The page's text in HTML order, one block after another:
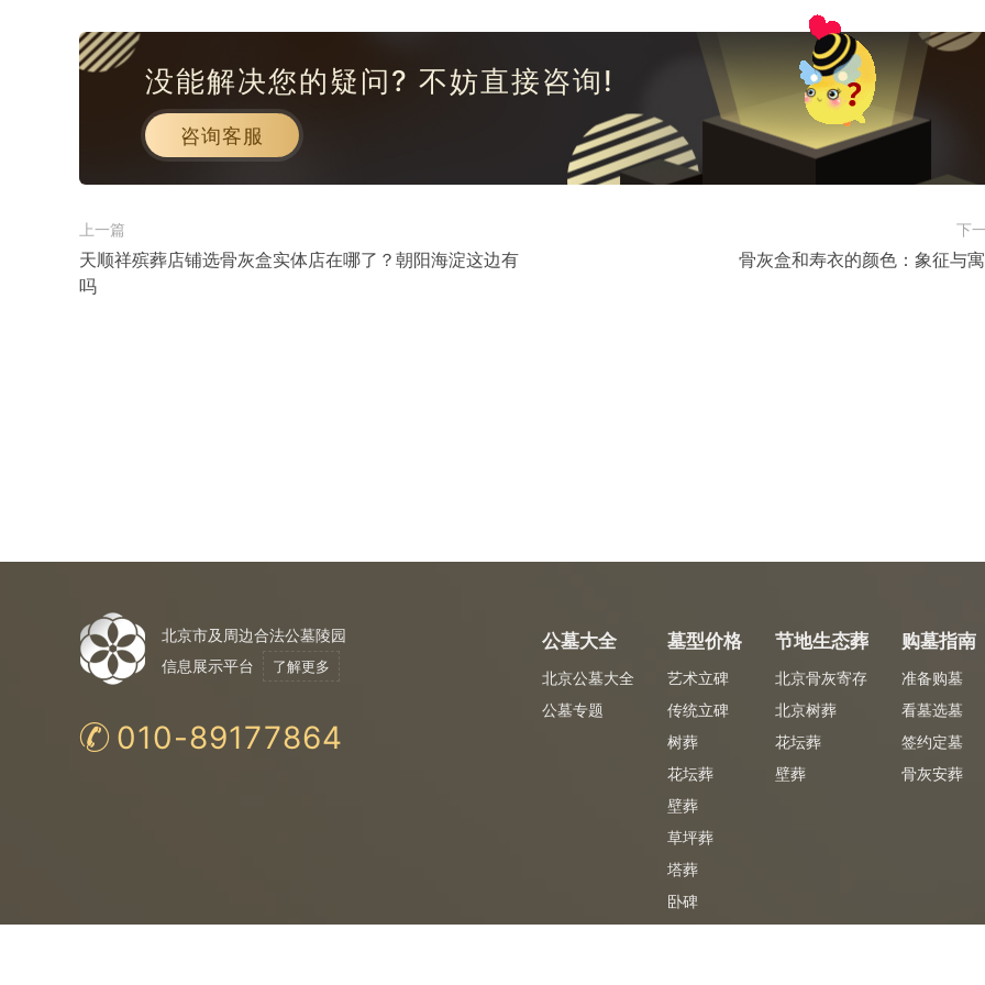
没能解决您的疑问? 不妨直接咨询!
咨询客服
上一篇
天顺祥殡葬店铺选骨灰盒实体店在哪了？朝阳海淀这边有
吗
下
骨灰盒和寿衣的颜色：象征与
北京市及周边合法公墓陵园
信息展示平台
了解更多
010-89177864
公墓大全
北京公墓大全
公墓专题
墓型价格
艺术立碑
传统立碑
树葬
花坛葬
壁葬
草坪葬
塔葬
卧碑
节地生态葬
北京骨灰寄存
北京树葬
花坛葬
壁葬
购墓指南
准备购墓
看墓选墓
签约定墓
骨灰安葬